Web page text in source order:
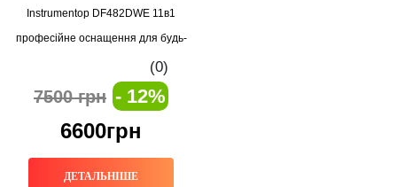
Instrumentop DF482DWE 11в1
професійне оснащення для будь-
(0)
7500 грн - 12%
6600грн
ДЕТАЛЬНІШЕ